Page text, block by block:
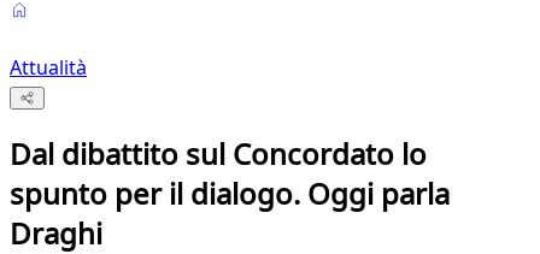
Attualità
Dal dibattito sul Concordato lo
spunto per il dialogo. Oggi parla
Draghi